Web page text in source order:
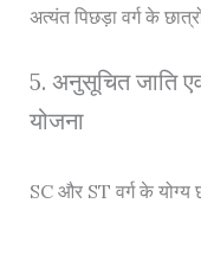
अत्यंत पिछड़ा वर्ग के
5. अनुसूचित जाति
योजना
SC और ST वर्ग के योग्य